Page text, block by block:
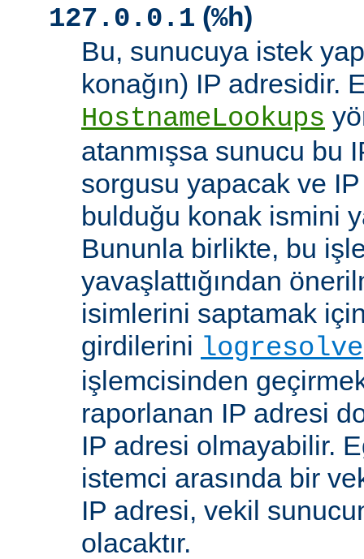
127.0.0.1 (%h)
Bu, sunucuya istek
konağın) IP adresidir.
HostnameLookups
atanmışsa sunucu bu
sorgusu yapacak ve
bulduğu konak ismini
Bununla birlikte, bu
yavaşlattığından
isimlerini saptamak
girdilerini logresolve
işlemcisinden
raporlanan IP adresi
IP adresi olmayabilir.
istemci arasında bir
IP adresi, vekil
olacaktır.